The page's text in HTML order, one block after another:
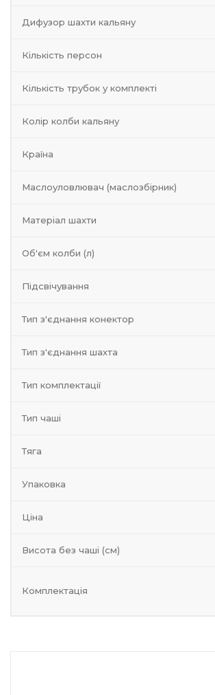
Дифузор шахти кальяну
Кількість персон
Кількість трубок у комплекті
Колір колби кальяну
Країна
Маслоуловлювач (маслозбірник)
Матеріал шахти
Об'єм колби (л)
Підсвічування
Тип з'єднання конектор
Тип з'єднання шахта
Тип комплектації
Тип чаші
Тяга
Упаковка
Ціна
Висота без чаші (см)
Комплектація